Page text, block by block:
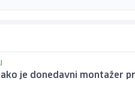
je donedavni montažer